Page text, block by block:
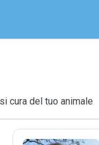
cura del tuo animale